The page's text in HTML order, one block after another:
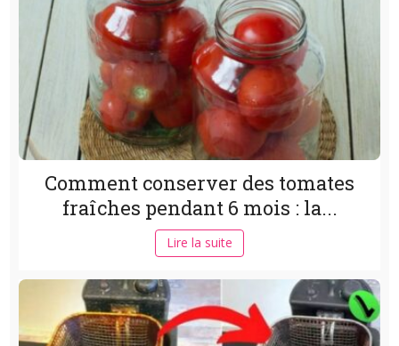
Comment conserver des tomates
fraîches pendant 6 mois : la...
Lire la suite